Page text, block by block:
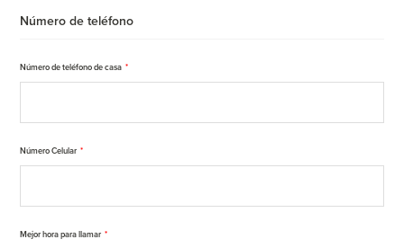
Número de teléfono
Número de teléfono de casa *
Número Celular *
Mejor hora para llamar *